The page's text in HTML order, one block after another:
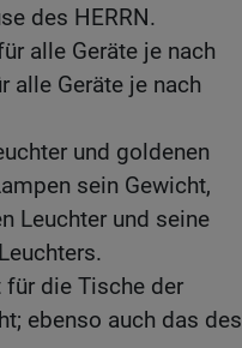
des HERRN.
alle Geräte je nach
alle Geräte je nach
und goldenen
sein Gewicht,
Leuchter und seine
die Tische der
ebenso auch das des